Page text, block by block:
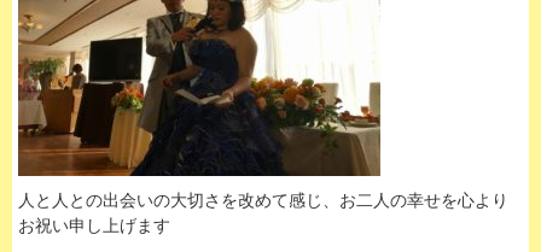
人と人との出会いの大切さを改めて感じ、お二人の幸せを心より
お祝い申し上げます